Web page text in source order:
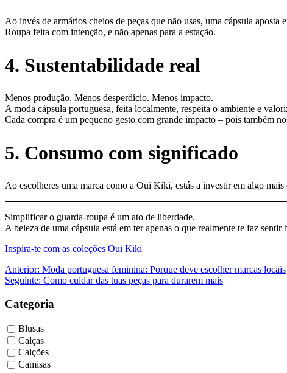
Ao invés de armários cheios de peças que não usas, uma cápsula
Roupa feita com intenção, e não apenas para a estação.
4. Sustentabilidade real
Menos produção. Menos desperdício. Menos impacto.
A moda cápsula portuguesa, feita localmente, respeita o ambiente e
Cada compra é um pequeno gesto com grande impacto – pois também
5. Consumo com significado
Ao escolheres uma marca como a Oui Kiki, estás a investir em algo
Simplificar o guarda-roupa é um ato de liberdade.
A beleza de uma cápsula está em ter apenas o que realmente te faz sentir
Inspira-te com as coleções Oui Kiki
Navegação
de
artigos
Anterior: Moda portuguesa feminina: Porque deve escolher marcas locais
Seguinte: Como cuidar das tuas peças para durarem mais
Categoria
Blusas
Calças
Calções
Camisas